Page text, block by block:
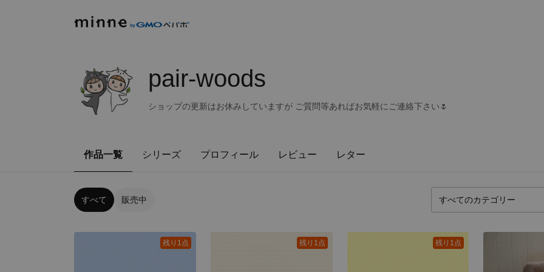
pair-woods
ショップの更新はお休みしていますが ご質問等あればお気軽にご連絡下さい🌷
作品一覧 シリーズ プロフィール レビュー レター
すべて 販売中
残り1点 残り1点 残り1点